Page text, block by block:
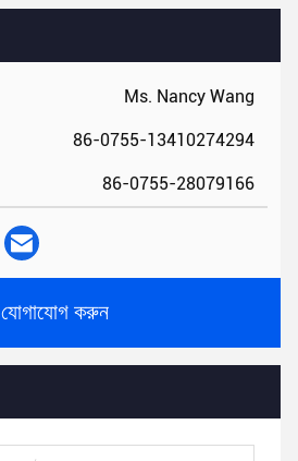
Ms. Nancy Wang
86-0755-13410274294
86-0755-28079166
যোগাযোগ করুন